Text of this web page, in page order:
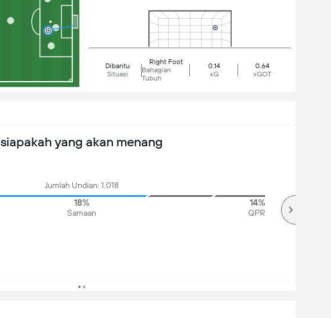
Dibantu
Situasi
Right Foot
Bahagian
Tubuh
0.14
xG
0.64
xGOT
siapakah yang akan menang
Jumlah Undian: 1,018
18%
Samaan
14%
QPR